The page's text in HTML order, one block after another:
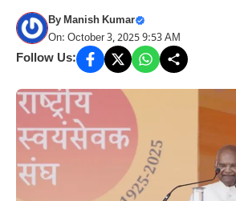
ByManish Kumar
On: October 3, 2025 9:53 AM
Follow Us: